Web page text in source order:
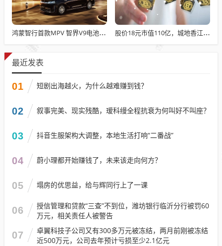
鸿蒙智行首款MPV 智界V9电池信息曝光：WLTC最远续航223km 股价18元市值110亿，城地香江却被查出连续7季财报失真
最近发表
01 短剧出海越火，为什么越难赚到钱？
02 叙事完美、现实残酷，瑷科缦全程抗衰为何叫好不叫座？
03 抖音生服架构大调整，本地生活打响“二番战”
04 蔚小理都开始赚钱了，未来该走向何方？
05 塌房的优思益，给与辉同行上了一课
06
授信管理和贷款“三查”不到位，潍坊银行临沂分行被罚60
万元，相关责任人被警告
07
卓翼科技子公司又有300多万元被冻结，两月前刚被冻结
近500万元，公司去年预计亏损至少2.1亿元